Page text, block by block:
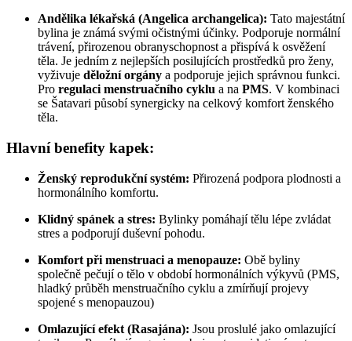
Andělika lékařská (Angelica archangelica): Tato majestátní
bylina je známá svými očistnými účinky. Podporuje normální
trávení, přirozenou obranyschopnost a přispívá k osvěžení
těla. Je jedním z nejlepších posilujících prostředků pro ženy,
vyživuje děložní orgány a podporuje jejich správnou funkci.
Pro regulaci menstruačního cyklu a na PMS. V kombinaci
se Šatavari působí synergicky na celkový komfort ženského
těla.
Hlavní benefity kapek:
Ženský reprodukční systém: Přirozená podpora plodnosti a
hormonálního komfortu.
Klidný spánek a stres: Bylinky pomáhají tělu lépe zvládat
stres a podporují duševní pohodu.
Komfort při menstruaci a menopauze: Obě byliny
společně pečují o tělo v období hormonálních výkyvů (PMS,
hladký průběh menstruačního cyklu a zmírňují projevy
spojené s menopauzou)
Omlazující efekt (Rasajána): Jsou proslulé jako omlazující